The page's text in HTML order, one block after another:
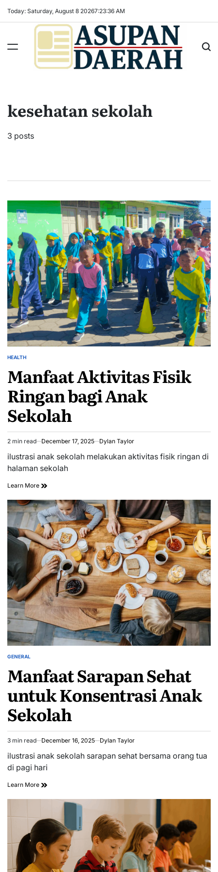
Today: Saturday, August 8 20267:23:37 AM
untuk
Sekitarnya
kesehatan sekolah
3 posts
POSTED
HEALTH
Manfaat Aktivitas Fisik
Ringan bagi Anak
Sekolah
Estimated
read
time
2 min read December 17, 2025 Dylan Taylor
ilustrasi anak sekolah melakukan aktivitas fisik ringan di
halaman sekolah
Learn More
POSTED
GENERAL
Manfaat Sarapan Sehat
untuk Konsentrasi Anak
Sekolah
Estimated
read
time
3 min read December 16, 2025 Dylan Taylor
ilustrasi anak sekolah sarapan sehat bersama orang tua
di pagi hari
Learn More